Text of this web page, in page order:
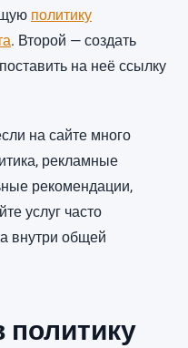
политику
. Второй — создать
на неё ссылку
на сайте много
рекламные
рекомендации,
услуг часто
внутри общей
политику